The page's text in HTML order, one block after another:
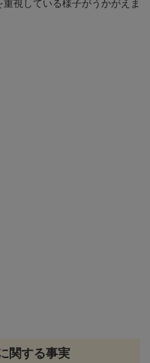
視している様子がうかがえま
関する事実